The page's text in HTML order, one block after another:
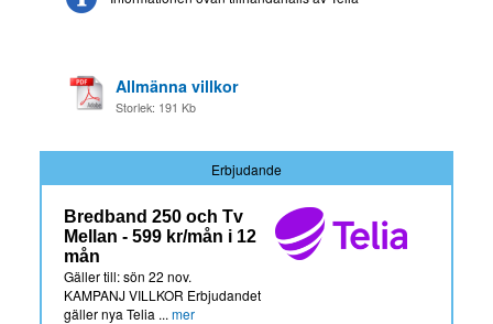
Allmänna villkor
Storlek: 191 Kb
Erbjudande
Bredband 250 och Tv
Mellan - 599 kr/mån i 12
mån
Gäller till: sön 22 nov.
KAMPANJ VILLKOR Erbjudandet
gäller nya Telia ... mer